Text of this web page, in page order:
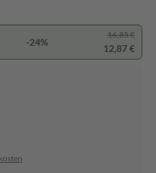
-24%
16,85 €
12,87 €